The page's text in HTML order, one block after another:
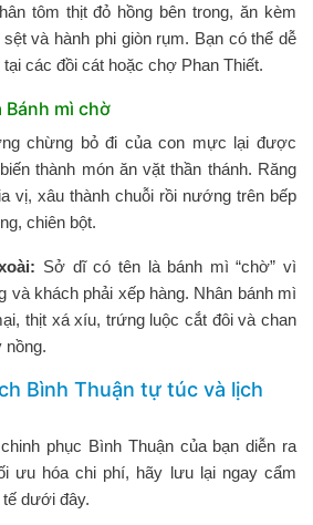
tôm thịt đỏ hồng bên trong, ăn kèm
và hành phi giòn rụm. Bạn có thể dễ
các đồi cát hoặc chợ Phan Thiết.
Bánh mì chờ
chừng bỏ đi của con mực lại được
thành món ăn vặt thần thánh. Răng
vị, xâu thành chuỗi rồi nướng trên bếp
chiên bột.
Sở dĩ có tên là bánh mì “chờ” vì
và khách phải xếp hàng. Nhân bánh mì
thịt xá xíu, trứng luộc cắt đôi và chan
nồng.
Bình Thuận tự túc và lịch
phục Bình Thuận của bạn diễn ra
ưu hóa chi phí, hãy lưu lại ngay cẩm
dưới đây.